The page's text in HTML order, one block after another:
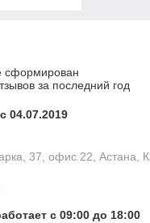
сформирован
за последний год
04.07.2019
37, офис 22, Астана,
с 09:00 до 18:00